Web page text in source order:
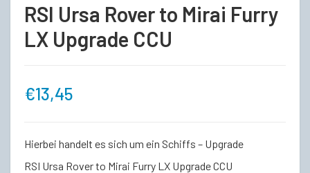
RSI Ursa Rover to Mirai Furry
LX Upgrade CCU
€13,45
Hierbei handelt es sich um ein Schiffs – Upgrade
RSI Ursa Rover to Mirai Furry LX Upgrade CCU